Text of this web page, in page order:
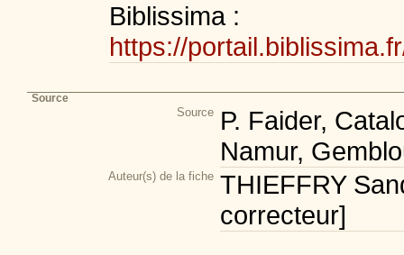
Biblissima :
https://
Source
Source P. Faider,
Namur,
Auteur(s) de la fiche THIEFFRY
correcteur]